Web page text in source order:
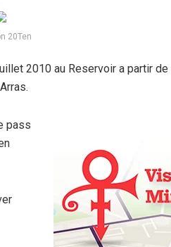
20Ten
2010 au Reservoir a partir
pass